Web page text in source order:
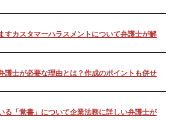
すカスタマーハラスメントについて弁護士が解
護士が必要な理由とは？作成のポイントも併せ
る「覚書」について企業法務に詳しい弁護士が